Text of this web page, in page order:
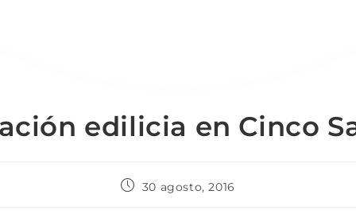
edilicia en Cinco
30 agosto, 2016